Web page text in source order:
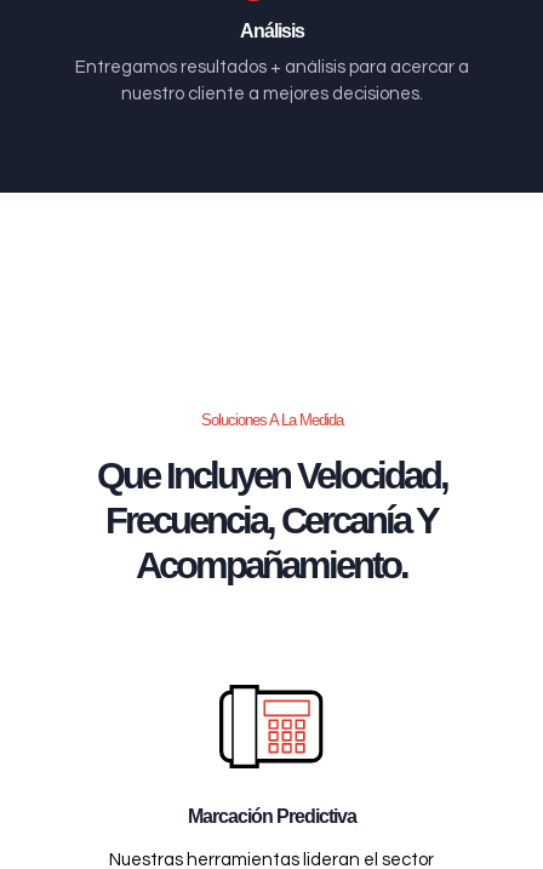
Análisis
Entregamos resultados + análisis para acercar a
nuestro cliente a mejores decisiones.
Soluciones A La Medida
Que Incluyen Velocidad,
Frecuencia, Cercanía Y
Acompañamiento.
Marcación Predictiva
Nuestras herramientas lideran el sector